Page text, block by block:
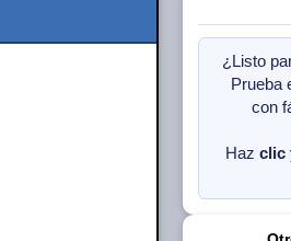
¿Listo
Prueba
con
Haz clic